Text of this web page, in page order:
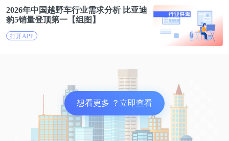
价倍率保障高质低价”的共振下，通过减少中间环
节，增加流通效率增加，实现快速反应和高效周转，
名创优品形成一套“以量制价、买断定制、不压货
具体来说，名创优品从超过600家供应商采购商品。
在流程上，公司参与从产品设计到发货的全部过程。
在开发环节，通过对市场趋势和潮流的把握，预估市
2026年中国越野车行业需求分析 比亚迪
豹5销量登顶第一【组图】
打开APP
想看更多 ？立即查看